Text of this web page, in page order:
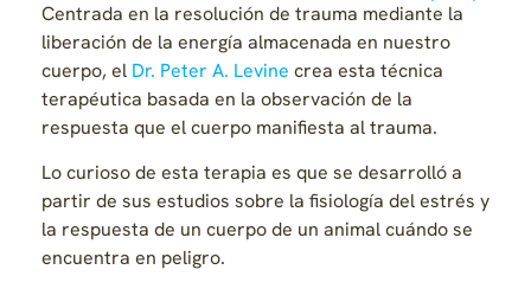
Centrada en la resolución de trauma mediante la
liberación de la energía almacenada en nuestro
cuerpo, el Dr. Peter A. Levine crea esta técnica
terapéutica basada en la observación de la
respuesta que el cuerpo manifiesta al trauma.
Lo curioso de esta terapia es que se desarrolló a
partir de sus estudios sobre la fisiología del estrés y
la respuesta de un cuerpo de un animal cuándo se
encuentra en peligro.